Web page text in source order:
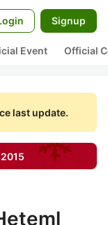
Signup
Event Official
last update.
2015